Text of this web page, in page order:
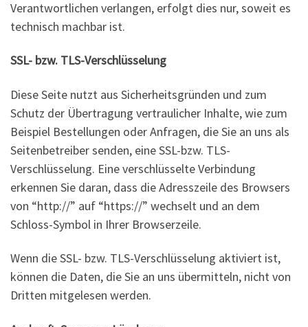
Verantwortlichen verlangen, erfolgt dies nur, soweit es
technisch machbar ist.
SSL- bzw. TLS-Verschlüsselung
Diese Seite nutzt aus Sicherheitsgründen und zum
Schutz der Übertragung vertraulicher Inhalte, wie zum
Beispiel Bestellungen oder Anfragen, die Sie an uns als
Seitenbetreiber senden, eine SSL-bzw. TLS-
Verschlüsselung. Eine verschlüsselte Verbindung
erkennen Sie daran, dass die Adresszeile des Browsers
von “http://” auf “https://” wechselt und an dem
Schloss-Symbol in Ihrer Browserzeile.
Wenn die SSL- bzw. TLS-Verschlüsselung aktiviert ist,
können die Daten, die Sie an uns übermitteln, nicht von
Dritten mitgelesen werden.